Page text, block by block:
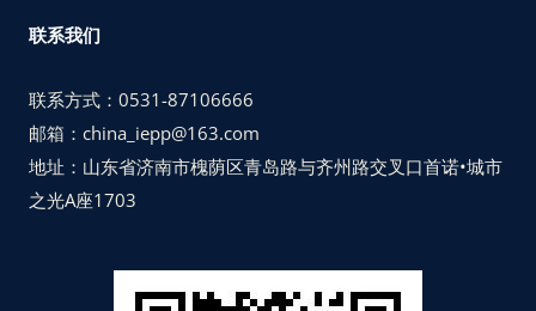
联系我们
联系方式：0531-87106666
邮箱：china_iepp@163.com
地址：山东省济南市槐荫区青岛路与齐州路交叉口首诺•城市
之光A座1703